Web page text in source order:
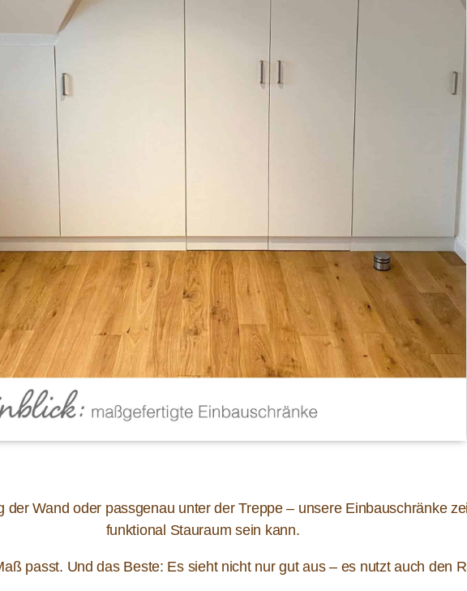
der Wand oder passgenau unter der Treppe – unsere Einbauschränke
funktional Stauraum sein kann.
passt. Und das Beste: Es sieht nicht nur gut aus – es nutzt auch den